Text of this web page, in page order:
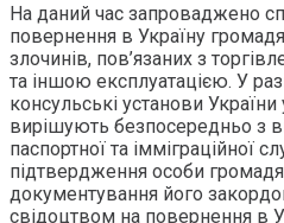
На даний час запроваджено
повернення в Україну
злочинів, пов’язаних з
та іншою експлуатацією. У
консульські установи України
вирішують безпосередньо з
паспортної та імміграційної
підтвердження особи
документування його
свідоцтвом на повернення в